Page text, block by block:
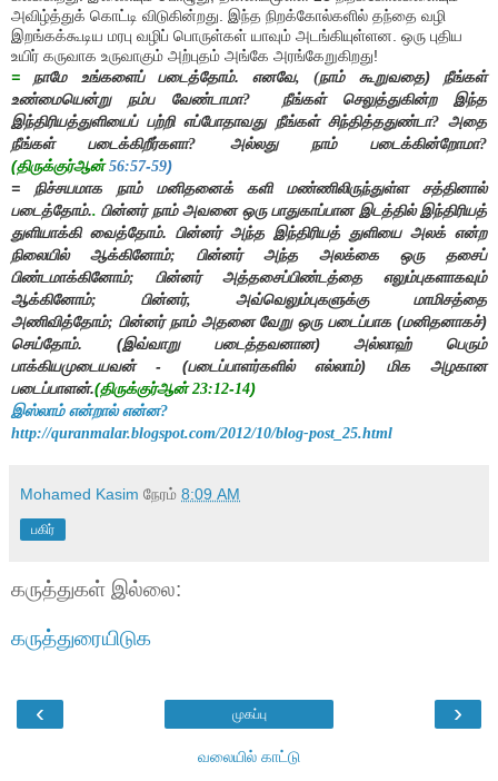
அவிழ்த்துக் கொட்டி விடுகின்றது. இந்த நிறக்கோல்களில் தந்தை வழி
இறங்கக்கூடிய மரபு வழிப் பொருள்கள் யாவும் அடங்கியுள்ளன. ஒரு புதிய
உயிர் கருவாக உருவாகும் அற்புதம் அங்கே அரங்கேறுகிறது!
=நாமே உங்களைப் படைத்தோம். எனவே, (நாம் கூறுவதை) நீங்கள்
உண்மையென்று நம்ப வேண்டாமா?
நீங்கள் செலுத்துகின்ற இந்த
இந்திரியத்துளியைப் பற்றி எப்போதாவது நீங்கள் சிந்தித்ததுண்டா?அதை
நீங்கள் படைக்கிறீர்களா? அல்லது நாம் படைக்கின்றோமா?
(திருக்குர்ஆன்56:57-59)
= நிச்சயமாக நாம் மனிதனைக் களி மண்ணிலிருந்துள்ள சத்தினால்
படைத்தோம்.. பின்னர் நாம் அவனை ஒரு பாதுகாப்பான இடத்தில் இந்திரியத்
துளியாக்கி வைத்தோம். பின்னர் அந்த இந்திரியத் துளியை அலக் என்ற
நிலையில் ஆக்கினோம்; பின்னர் அந்த அலக்கை ஒரு தசைப்
பிண்டமாக்கினோம்; பின்னர் அத்தசைப்பிண்டத்தை எலும்புகளாகவும்
ஆக்கினோம்; பின்னர், அவ்வெலும்புகளுக்கு மாமிசத்தை
அணிவித்தோம்; பின்னர் நாம் அதனை வேறு ஒரு படைப்பாக (மனிதனாகச்)
செய்தோம். (இவ்வாறு படைத்தவனான) அல்லாஹ் பெரும்
பாக்கியமுடையவன் - (படைப்பாளர்களில் எல்லாம்) மிக அழகான
படைப்பாளன்.(திருக்குர்ஆன்23:12-14)
இஸ்லாம் என்றால் என்ன?
http://quranmalar.blogspot.com/2012/10/blog-post_25.html
Mohamed Kasim நேரம் 8:09 AM
பகிர்
கருத்துகள் இல்லை:
கருத்துரையிடுக
‹ ›
முகப்பு
வலையில் காட்டு